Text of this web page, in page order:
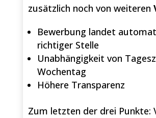
zusätzlich noch von weiteren
Bewerbung landet
richtiger Stelle
Unabhängigkeit von
Wochentag
Höhere Transparenz
Zum letzten der drei Punkte: